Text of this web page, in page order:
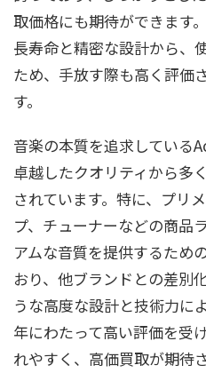
P-11
P-20 P-250
P-300
P-300L P-300V
P-400
P-450 P-500
P-600
P-650 P-1000
PRO-2
PRO-3 PRO-5
PRO-30
PRO-50
PRO-F50
PRO-G51
PS-500
PS-520
PS-
取価格にも期待ができます
長寿命と精密な設計から、
ため、手放す際も高く評価
す。
音楽の本質を追求している
卓越したクオリティから多
されています。特に、プリ
プ、チューナーなどの商品
アムな音質を提供するため
おり、他ブランドとの差別
うな高度な設計と技術力に
年にわたって高い評価を受
れやすく、高価買取が期待